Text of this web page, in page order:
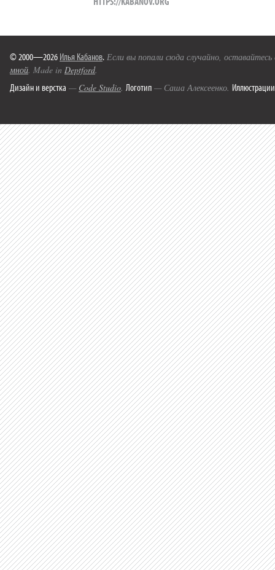
© 2000—2026 Илья Кабанов. Если вы попали сюда случайно,
мной. Made in Deptford.
Дизайн и верстка — Code Studio. Логотип — Саша Алексеенко. Иллюстрации